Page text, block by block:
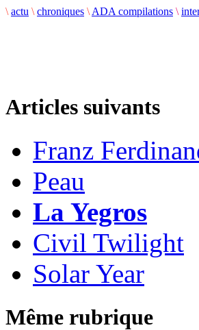
\ actu \ chroniques \ ADA compilations \
Articles suivants
Franz
Peau
La Yegros
Civil Twilight
Solar Year
Même rubrique